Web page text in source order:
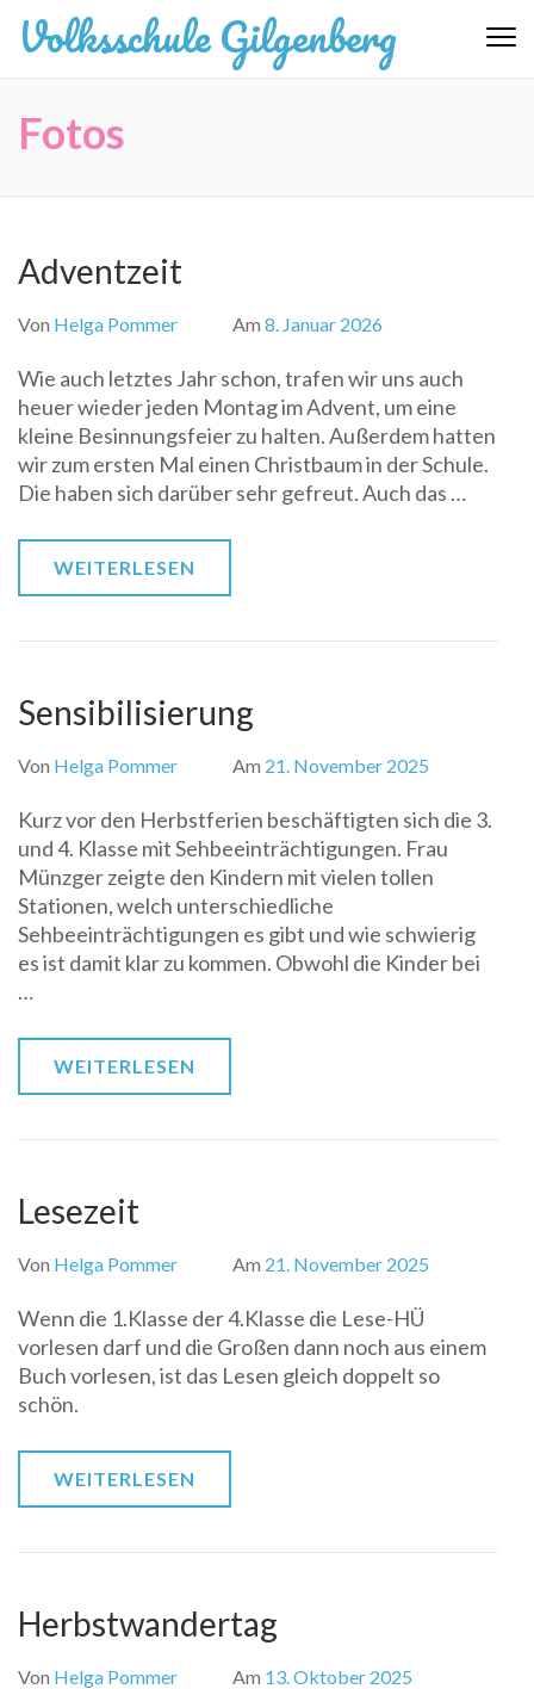
Zum
Inhalt
drücken)
Volksschule Gilgenberg
Fotos
Adventzeit
Von Helga Pommer Am 8. Januar 2026
Wie auch letztes Jahr schon, trafen wir uns auch
heuer wieder jeden Montag im Advent, um eine
kleine Besinnungsfeier zu halten. Außerdem hatten
wir zum ersten Mal einen Christbaum in der Schule.
Die haben sich darüber sehr gefreut. Auch das …
WEITERLESEN
Sensibilisierung
Von Helga Pommer Am 21. November 2025
Kurz vor den Herbstferien beschäftigten sich die 3.
und 4. Klasse mit Sehbeeinträchtigungen. Frau
Münzger zeigte den Kindern mit vielen tollen
Stationen, welch unterschiedliche
Sehbeeinträchtigungen es gibt und wie schwierig
es ist damit klar zu kommen. Obwohl die Kinder bei
…
WEITERLESEN
Lesezeit
Von Helga Pommer Am 21. November 2025
Wenn die 1.Klasse der 4.Klasse die Lese-HÜ
vorlesen darf und die Großen dann noch aus einem
Buch vorlesen, ist das Lesen gleich doppelt so
schön.
WEITERLESEN
Herbstwandertag
Von Helga Pommer Am 13. Oktober 2025